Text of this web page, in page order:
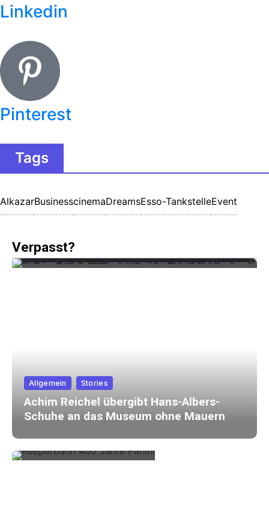
Linkedin
Pinterest
Tags
AlkazarBusinesscinemaDreamsEsso-TankstelleEvent
Verpasst?
Allgemein Stories
Achim Reichel übergibt Hans-Albers-
Schuhe an das Museum ohne Mauern